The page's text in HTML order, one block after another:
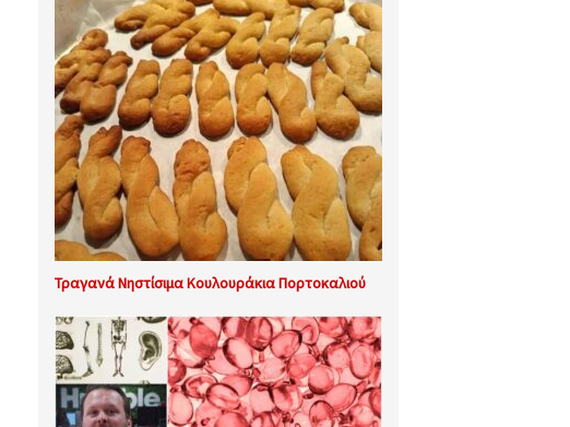
Τραγανά Νηστίσιμα Κουλουράκια Πορτοκαλιού